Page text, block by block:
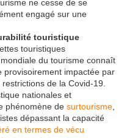
ne cesse de se
engagé sur une
touristique
touristiques
du tourisme connaît
provisoirement impactée par
de la Covid-19.
nationales et
phénomène de surtourisme
dépassant la capacité
en termes de vécu